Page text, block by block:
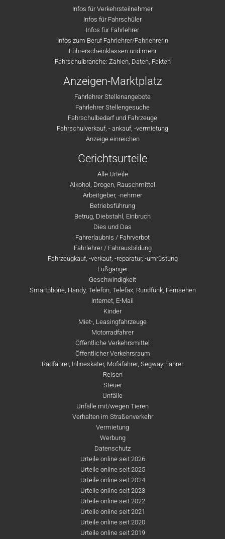
Infos für Verkehrsteilnehmer
Infos für Fahrschüler
Infos für Fahrlehrer
Infos zum Beruf Fahrlehrer/Fahrlehrerin
Führerscheinklassen und mehr
Fahrschulbranche: Zahlen, Daten, Fakten
Anzeigen-Marktplatz
Fahrlehrer Stellenangebote
Fahrlehrer Stellengesuche
Fahrschulbedarf und Fahrzeuge
Fahrschulverkauf, - ankauf, -vermietung
Anzeige einreichen
Gerichtsurteile
Alle Urteile
Alkohol, Drogen, Rauschmittel
Arbeitgeber, -nehmer
Betriebsführung
Betrug, Diebstahl, Einbruch
Dies und Das
Fahrerlaubnis / Fahrverbot
Fahrlehrer / Fahrausbildung
Fahrzeugkauf, -verkauf, -reparatur, -umrüstung
Fußgänger
Geschwindigkeit
Smartphone, Handy, Telefon, Telefax, Rundfunk, Fernsehen
Internet, E-Mail
Kinder
Miet-, Leasingfahrzeuge
Motorradfahrer
Öffentliche Verkehrsmittel
Öffentlicher Verkehrsraum
Radfahrer, Inlineskater, Mofafahrer, Segway-Fahrer
Reisen
Steuer
Unfälle
Unfälle mit/wegen Tieren
Verhalten im Straßenverkehr
Vermietung
Werbung
Datenschutz
Urteile online seit 2026
Urteile online seit 2025
Urteile online seit 2024
Urteile online seit 2023
Urteile online seit 2022
Urteile online seit 2021
Urteile online seit 2020
Urteile online seit 2019